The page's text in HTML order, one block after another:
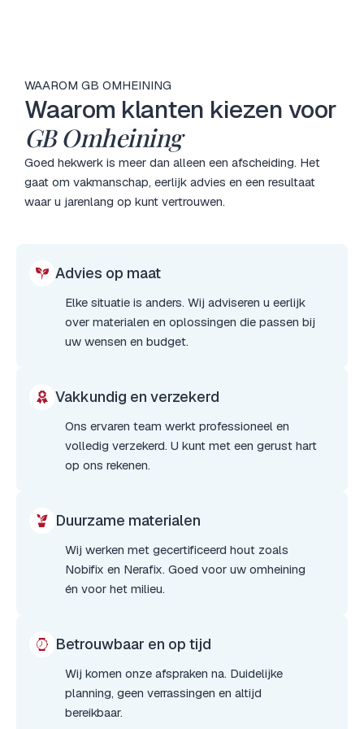
WAAROM GB OMHEINING
Waarom klanten kiezen voor
GB Omheining
Goed hekwerk is meer dan alleen een afscheiding. Het
gaat om vakmanschap, eerlijk advies en een resultaat
waar u jarenlang op kunt vertrouwen.
Advies op maat
Elke situatie is anders. Wij adviseren u eerlijk
over materialen en oplossingen die passen bij
uw wensen en budget.
Vakkundig en verzekerd
Ons ervaren team werkt professioneel en
volledig verzekerd. U kunt met een gerust hart
op ons rekenen.
Duurzame materialen
Wij werken met gecertificeerd hout zoals
Nobifix en Nerafix. Goed voor uw omheining
én voor het milieu.
Betrouwbaar en op tijd
Wij komen onze afspraken na. Duidelijke
planning, geen verrassingen en altijd
bereikbaar.